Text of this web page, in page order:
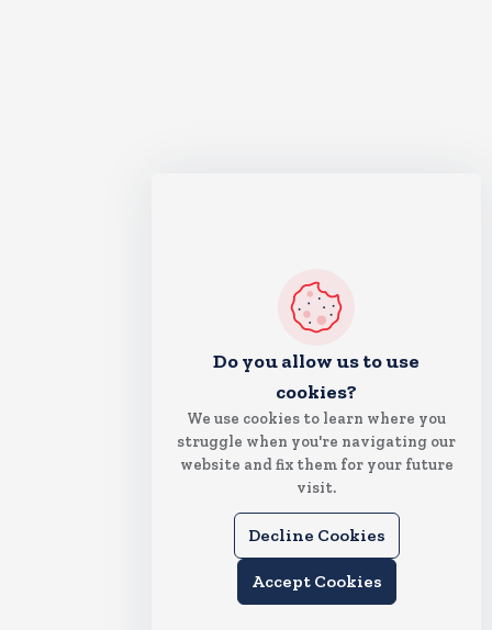
Do you allow us to use
cookies?
We use cookies to learn where you
struggle when you're navigating our
website and fix them for your future
visit.
Decline Cookies
Accept Cookies